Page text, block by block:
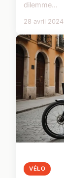
dilemme...
28 avril 2024
VÉLO